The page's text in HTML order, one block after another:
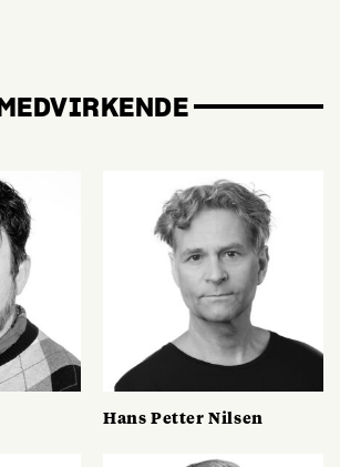
MEDVIRKENDE
Hans Petter Nilsen